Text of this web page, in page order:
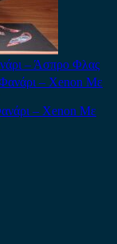
– Άσπρο Φλας
– Xenon Με